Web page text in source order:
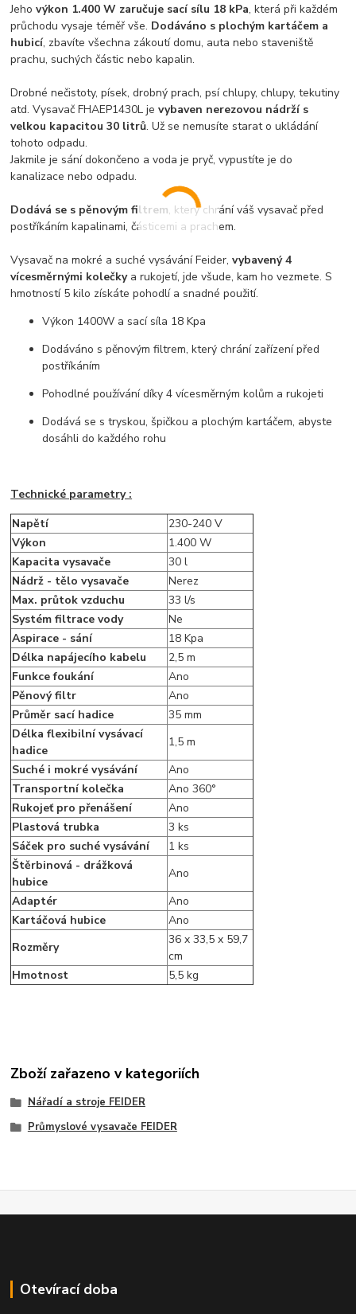
Jehovýkon 1.400 W zaručuje sací sílu 18 kPa, která při každém
průchodu vysaje téměř vše. Dodáváno s plochým kartáčem a
hubicí, zbavíte všechna zákoutí domu, auta nebo staveniště
prachu, suchých částic nebo kapalin.
Drobné nečistoty, písek, drobný prach, psí chlupy, chlupy, tekutiny
atd. Vysavač FHAEP1430L jevybaven nerezovou nádrží s
velkou kapacitou 30 litrů. Už se nemusíte starat o ukládání
tohoto odpadu.
Jakmile je sání dokončeno a voda je pryč, vypustíte je do
kanalizace nebo odpadu.
Dodává se s pěnovým filtrem, který chrání váš vysavač před
postříkáním kapalinami, částicemi a prachem.
Vysavač na mokré a suché vysávání Feider,vybavený 4
vícesměrnými kolečkya rukojetí, jde všude, kam ho vezmete. S
hmotností 5 kilo získáte pohodlí a snadné použití.
Výkon 1400W a sací síla 18 Kpa
Dodáváno s pěnovým filtrem, který chrání zařízení před
postříkáním
Pohodlné používání díky 4 vícesměrným kolům a rukojeti
Dodává se s tryskou, špičkou a plochým kartáčem, abyste
dosáhli do každého rohu
Technické parametry :
Napětí
230-240 V
Výkon
1.400 W
Kapacita vysavače
30 l
Nádrž - tělo vysavače
Nerez
Max. průtok vzduchu
33 l/s
Systém filtrace vody
Ne
Aspirace - sání
18 Kpa
Délka napájecího kabelu
2,5 m
Funkce foukání
Ano
Pěnový filtr
Ano
Průměr sací hadice
35 mm
Délka flexibilní vysávací
hadice
1,5 m
Suché i mokré vysávání
Ano
Transportní kolečka
Ano 360°
Rukojeť pro přenášení
Ano
Plastová trubka
3 ks
Sáček pro suché vysávání
1 ks
Štěrbinová - drážková
hubice
Ano
Adaptér
Ano
Kartáčová hubice
Ano
Rozměry
36 x 33,5 x 59,7
cm
Hmotnost
5,5 kg
Zboží zařazeno v kategoriích
Nářadí a stroje FEIDER
Průmyslové vysavače FEIDER
Otevírací doba